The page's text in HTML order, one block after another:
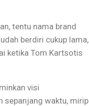
tentu nama brand
berdiri cukup lama,
ketika Tom Kartsotis
visi
sepanjang waktu, mirip